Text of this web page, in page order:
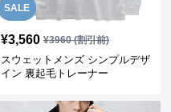
SALE
¥3,560 ¥3960(割引前)
スウェットメンズ シンプルデザ
イン 裏起毛トレーナー